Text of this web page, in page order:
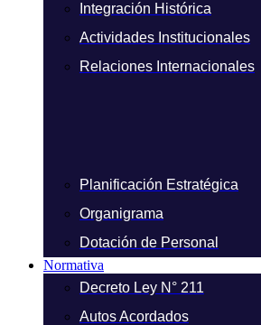
Integración Histórica
Actividades Institucionales
Relaciones Internacionales
Planificación Estratégica
Organigrama
Dotación de Personal
Normativa
Decreto Ley N° 211
Autos Acordados